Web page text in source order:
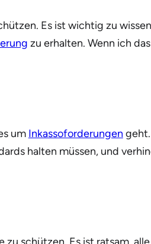
Es ist wichtig zu
zu erhalten. Wenn ich
um Inkassoforderungen
halten müssen, und